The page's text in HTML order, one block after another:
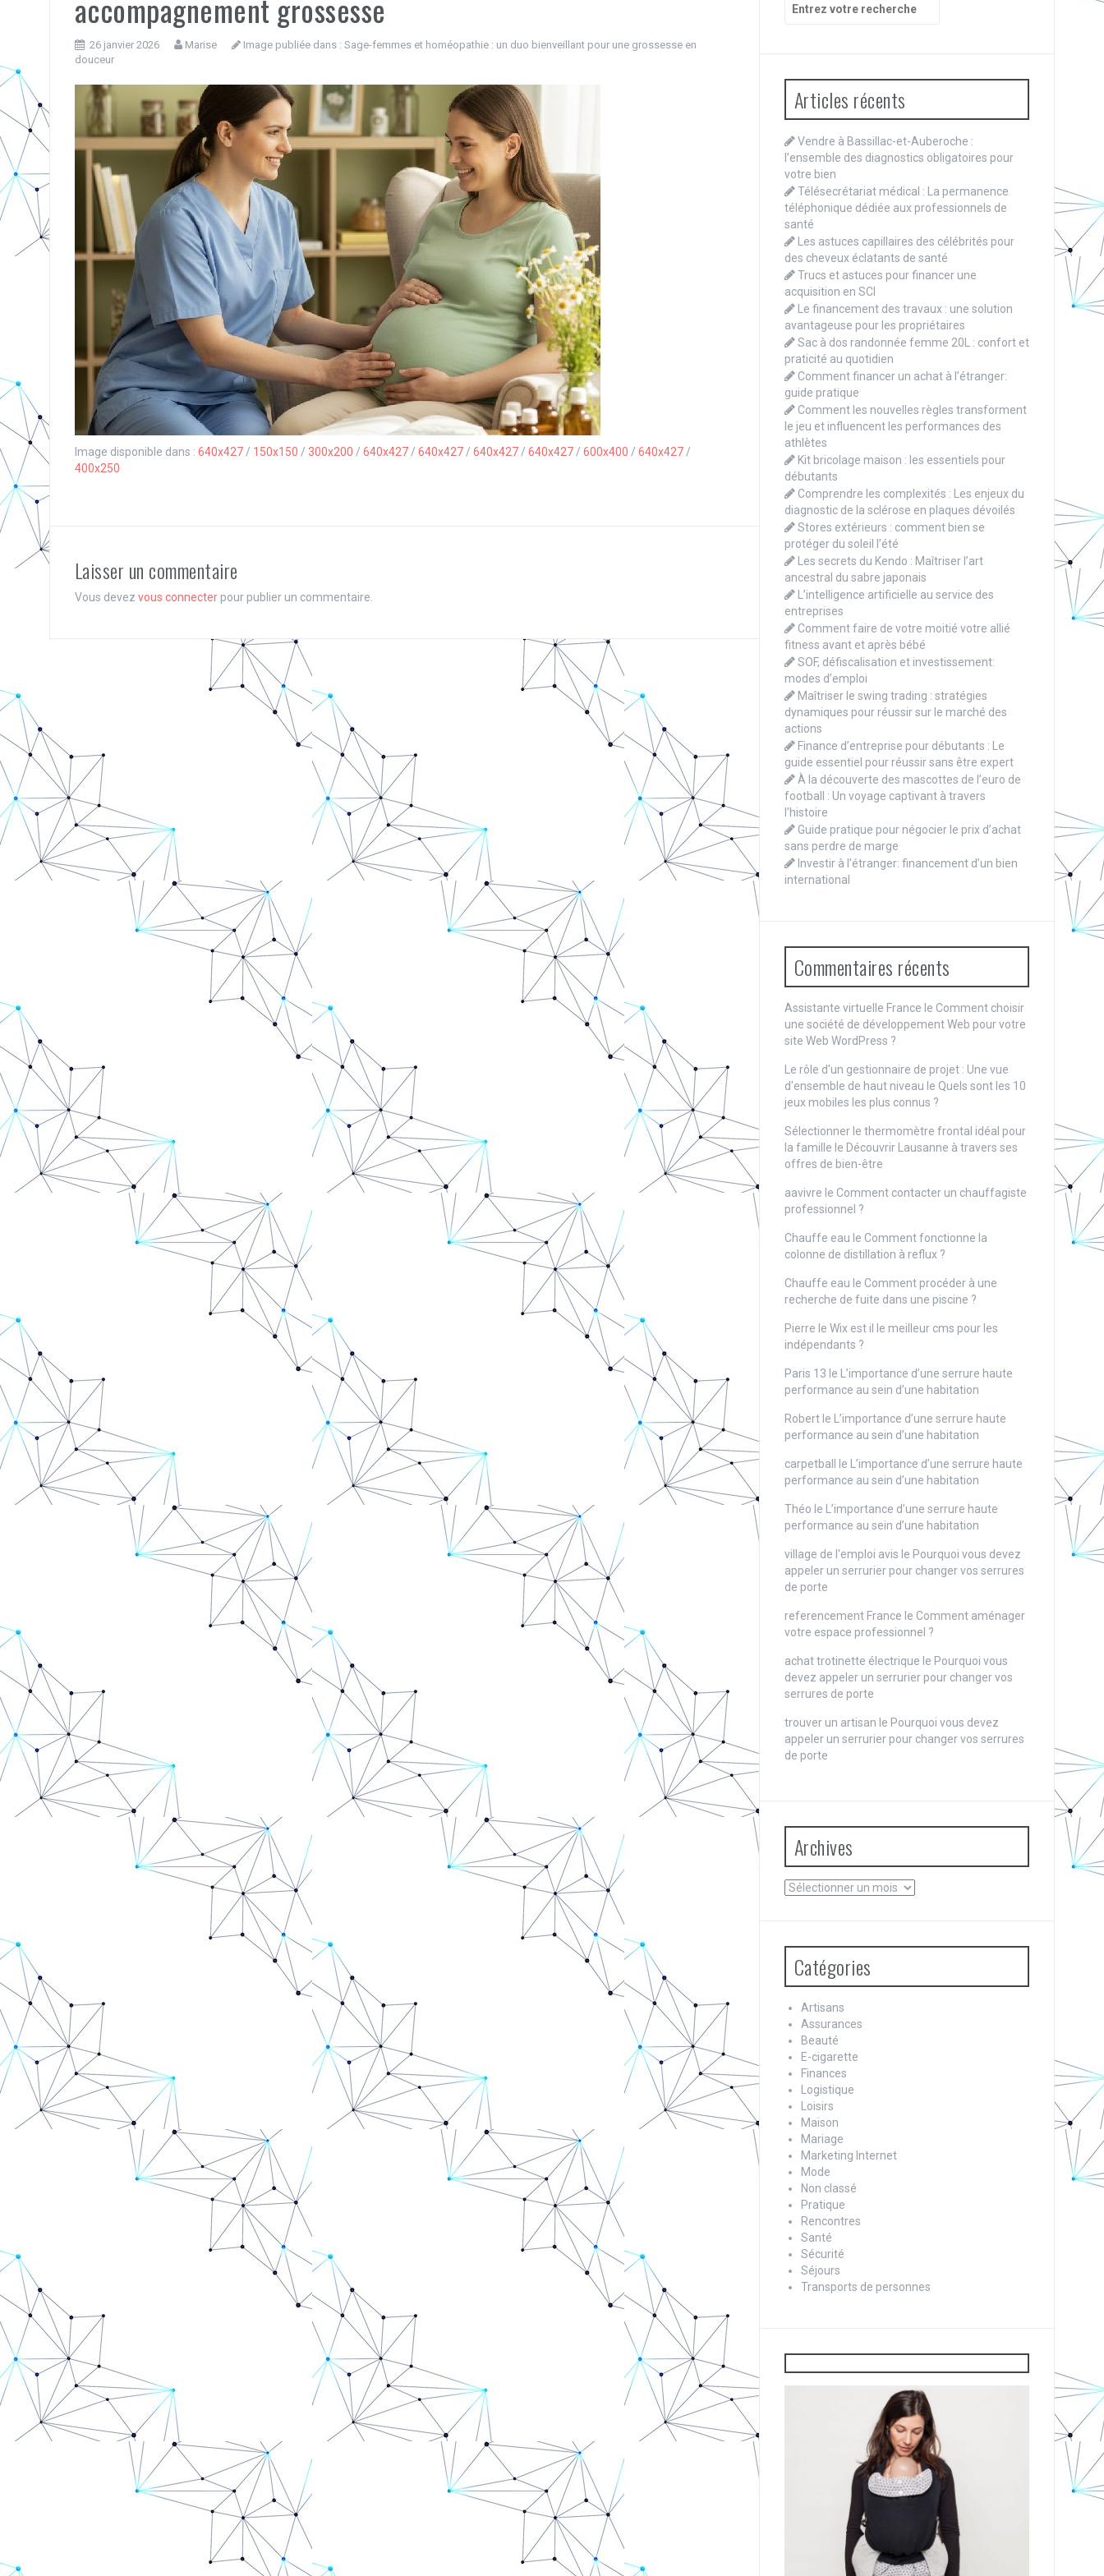
accompagnement grossesse
26 janvier 2026 Marise Image publiée dans : Sage-femmes et homéopathie : un duo bienveillant pour une grossesse en
douceur
Image disponible dans : 640x427/ 150x150 / 300x200 / 640x427/ 640x427/ 640x427/ 640x427/ 600x400 / 640x427/
400x250
Laisser un commentaire
Vous devez vous connecterpour publier un commentaire.
pour
Articles récents
Vendre à Bassillac-et-Auberoche :
l’ensemble des diagnostics obligatoires pour
votre bien
Télésecrétariat médical : La permanence
téléphonique dédiée aux professionnels de
santé
Les astuces capillaires des célébrités pour
des cheveux éclatants de santé
Trucs et astuces pour financer une
acquisition en SCI
Le financement des travaux : une solution
avantageuse pour les propriétaires
Sac à dos randonnée femme 20L : confort et
praticité au quotidien
Comment financer un achat à l’étranger:
guide pratique
Comment les nouvelles règles transforment
le jeu et influencent les performances des
athlètes
Kit bricolage maison : les essentiels pour
débutants
Comprendre les complexités : Les enjeux du
diagnostic de la sclérose en plaques dévoilés
Stores extérieurs : comment bien se
protéger du soleil l’été
Les secrets du Kendo : Maîtriser l’art
ancestral du sabre japonais
L’intelligence artificielle au service des
entreprises
Comment faire de votre moitié votre allié
fitness avant et après bébé
SOF, défiscalisation et investissement:
modes d’emploi
Maîtriser le swing trading : stratégies
dynamiques pour réussir sur le marché des
actions
Finance d’entreprise pour débutants : Le
guide essentiel pour réussir sans être expert
À la découverte des mascottes de l’euro de
football : Un voyage captivant à travers
l’histoire
Guide pratique pour négocier le prix d’achat
sans perdre de marge
Investir à l’étranger: financement d’un bien
international
Commentaires récents
Assistante virtuelle France le Comment choisir
une société de développement Web pour votre
site Web WordPress ?
Le rôle d'un gestionnaire de projet : Une vue
d'ensemble de haut niveau le Quels sont les 10
jeux mobiles les plus connus ?
Sélectionner le thermomètre frontal idéal pour
la famille le Découvrir Lausanne à travers ses
offres de bien-être
aavivre le Comment contacter un chauffagiste
professionnel ?
Chauffe eau le Comment fonctionne la
colonne de distillation à reflux ?
Chauffe eau le Comment procéder à une
recherche de fuite dans une piscine ?
Pierre le Wix est il le meilleur cms pour les
indépendants ?
Paris 13 le
L’importance d’une serrure haute
performance au sein d’une habitation
Robertle
L’importance d’une serrure haute
performance au sein d’une habitation
carpetball le
L’importance d’une serrure haute
performance au sein d’une habitation
Théo le
L’importance d’une serrure haute
performance au sein d’une habitation
village de l'emploi avis le Pourquoi vous devez
appeler un serrurier pour changer vos serrures
de porte
referencement France le Comment aménager
votre espace professionnel ?
achat trotinette électrique le Pourquoi vous
devez appeler un serrurier pour changer vos
serrures de porte
trouver un artisan le Pourquoi vous devez
appeler un serrurier pour changer vos serrures
de porte
Archives
Archives
Catégories
Artisans
Assurances
Beauté
E-cigarette
Finances
Logistique
Loisirs
Maison
Mariage
Marketing Internet
Mode
Non classé
Pratique
Rencontres
Santé
Sécurité
Séjours
Transports de personnes